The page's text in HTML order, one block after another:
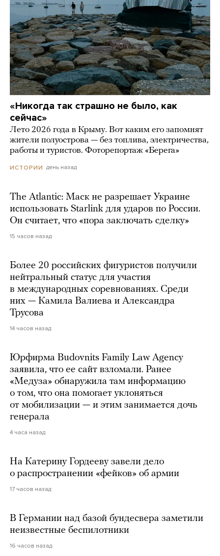
«Никогда так страшно не было, как
сейчас»
Лето 2026 года в Крыму. Вот каким его запомнят
жители полуострова — без топлива, электричества,
работы и туристов. Фоторепортаж «Берега»
ИСТОРИИ день назад
The Atlantic: Маск не разрешает Украине
использовать Starlink для ударов по России.
Он считает, что «пора заключать сделку»
15 часов назад
Более 20 российских фигуристов получили
нейтральный статус для участия
в международных соревнованиях. Среди
них — Камила Валиева и Александра
Трусова
14 часов назад
Юрфирма Budovnits Family Law Agency
заявила, что ее сайт взломали. Ранее
«Медуза» обнаружила там информацию
о том, что она помогает уклоняться
от мобилизации — и этим занимается дочь
генерала
4 часа назад
На Катерину Гордееву завели дело
о распространении «фейков» об армии
17 часов назад
В Германии над базой бундесвера заметили
неизвестные беспилотники
16 часов назад